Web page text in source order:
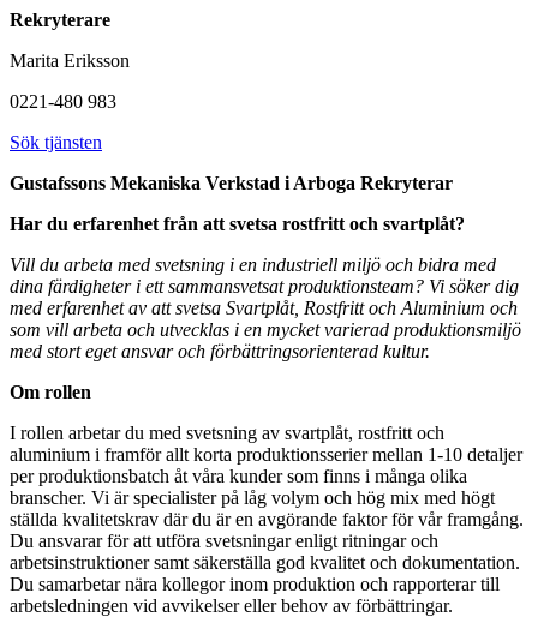
Rekryterare
Marita Eriksson
0221-480 983
Sök tjänsten
Gustafssons Mekaniska Verkstad i Arboga Rekryterar
Har du erfarenhet från att svetsa rostfritt och svartplåt?
Vill du arbeta med svetsning i en industriell miljö och bidra med
dina färdigheter i ett sammansvetsat produktionsteam? Vi söker dig
med erfarenhet av att svetsa Svartplåt, Rostfritt och Aluminium och
som vill arbeta och utvecklas i en mycket varierad produktionsmiljö
med stort eget ansvar och förbättringsorienterad kultur.
Om rollen
I rollen arbetar du med svetsning av svartplåt, rostfritt och
aluminium i framför allt korta produktionsserier mellan 1-10 detaljer
per produktionsbatch åt våra kunder som finns i många olika
branscher. Vi är specialister på låg volym och hög mix med högt
ställda kvalitetskrav där du är en avgörande faktor för vår framgång.
Du ansvarar för att utföra svetsningar enligt ritningar och
arbetsinstruktioner samt säkerställa god kvalitet och dokumentation.
Du samarbetar nära kollegor inom produktion och rapporterar till
arbetsledningen vid avvikelser eller behov av förbättringar.